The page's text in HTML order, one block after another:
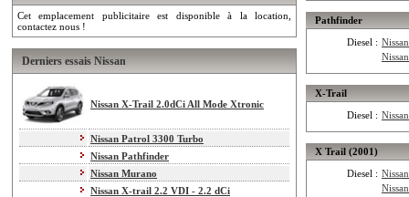
Cet emplacement publicitaire est disponible à la location,
contactez nous !
Derniers essais Nissan
Nissan X-Trail 2.0dCi All Mode Xtronic
Nissan Patrol 3300 Turbo
Nissan Pathfinder
Nissan Murano
Nissan X-trail 2.2 VDI - 2.2 dCi
Pathfinder
Diesel :
X-Trail
Diesel :
X Trail (2001)
Diesel :